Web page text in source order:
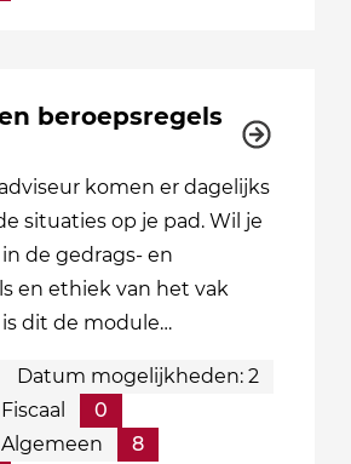
beroepsregels
komen er dagelijks
situaties op je pad. Wil je
de gedrags- en
en ethiek van het vak
dit de module…
Datum mogelijkheden: 2
0
8